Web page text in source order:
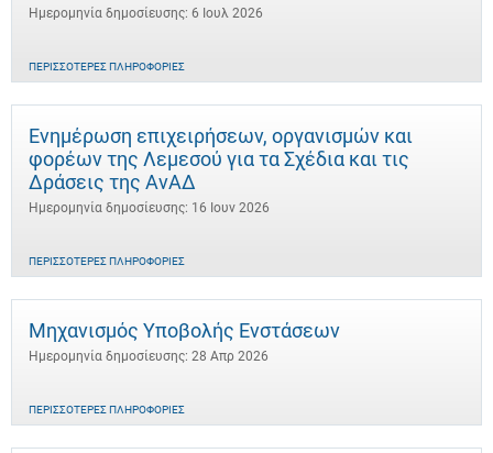
Ημερομηνία δημοσίευσης: 6 Ιουλ 2026
ΠΕΡΙΣΣΌΤΕΡΕΣ ΠΛΗΡΟΦΟΡΊΕΣ
Ενημέρωση επιχειρήσεων, οργανισμών και
φορέων της Λεμεσού για τα Σχέδια και τις
Δράσεις της ΑνΑΔ
Ημερομηνία δημοσίευσης: 16 Ιουν 2026
ΠΕΡΙΣΣΌΤΕΡΕΣ ΠΛΗΡΟΦΟΡΊΕΣ
Μηχανισμός Υποβολής Ενστάσεων
Ημερομηνία δημοσίευσης: 28 Απρ 2026
ΠΕΡΙΣΣΌΤΕΡΕΣ ΠΛΗΡΟΦΟΡΊΕΣ